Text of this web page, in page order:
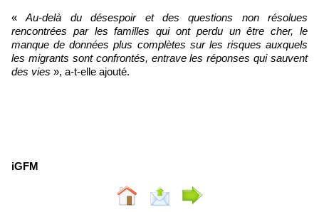
«Au-delà du désespoir et des questions non résolues
rencontrées par les familles qui ont perdu un être cher, le
manque de données plus complètes sur les risques auxquels
les migrants sont confrontés, entrave les réponses qui sauvent
des vies », a-t-elle ajouté.
iGFM